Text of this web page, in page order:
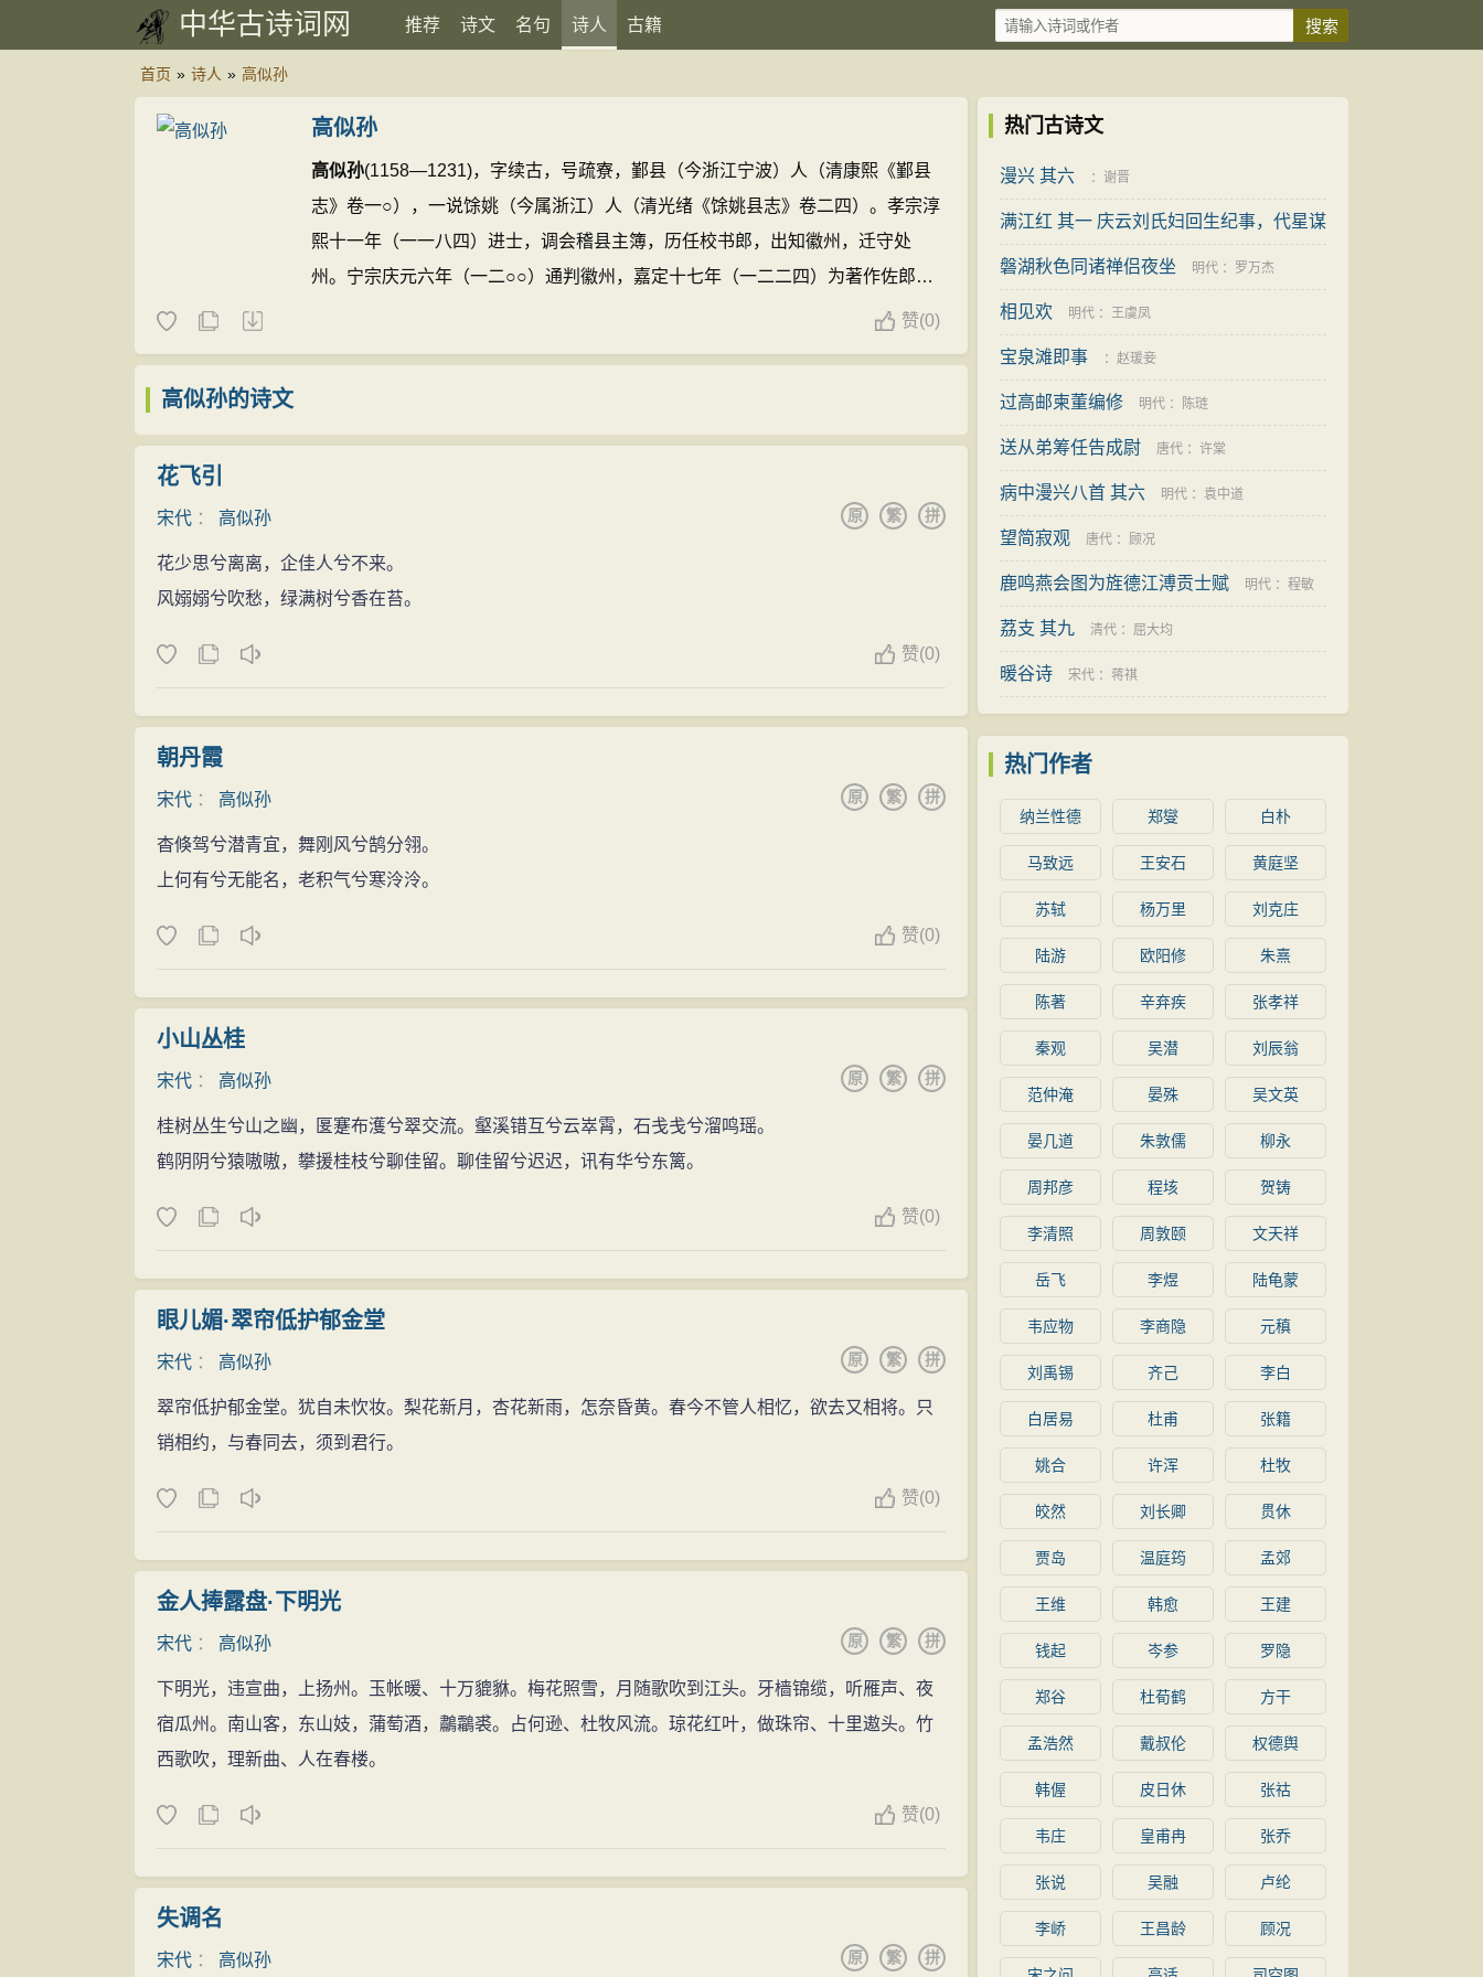
中华古诗词网 推荐 诗文 名句 诗人 古籍
首页 » 诗人 » 高似孙
高似孙
高似孙(1158—1231)，字续古，号疏寮，鄞县（今浙江宁波）人（清康熙《鄞县
志》卷一○），一说馀姚（今属浙江）人（清光绪《馀姚县志》卷二四）。孝宗淳
熙十一年（一一八四）进士，调会稽县主簿，历任校书郎，出知徽州，迁守处
州。宁宗庆元六年（一二○○）通判徽州，嘉定十七年（一二二四）为著作佐郎。
理宗宝庆元年（一二二五）知处州。晚家于越，为嵊令史安之作《剡录》。有赞(0)
高似孙的诗文
花飞引
宋代 ： 高似孙 拼
繁
原
花少思兮离离，企佳人兮不来。
风嫋嫋兮吹愁，绿满树兮香在苔。
赞(0)
朝丹霞
宋代 ： 高似孙 拼
繁
原
杳倏驾兮潜青宜，舞刚风兮鹄分翎。
上何有兮无能名，老积气兮寒泠泠。
赞(0)
小山丛桂
宋代 ： 高似孙 拼
繁
原
桂树丛生兮山之幽，匽蹇布濩兮翠交流。壑溪错互兮云崒霄，石戋戋兮溜鸣瑶。
鹤阴阴兮猿嗷嗷，攀援桂枝兮聊佳留。聊佳留兮迟迟，讯有华兮东篱。
赞(0)
眼儿媚·翠帘低护郁金堂
宋代 ： 高似孙 拼
繁
原
翠帘低护郁金堂。犹自未忺妆。梨花新月，杏花新雨，怎奈昏黄。春今不管人相忆，欲去又相将。只
销相约，与春同去，须到君行。
赞(0)
金人捧露盘·下明光
宋代 ： 高似孙 拼
繁
原
下明光，违宣曲，上扬州。玉帐暖、十万貔貅。梅花照雪，月随歌吹到江头。牙樯锦缆，听雁声、夜
宿瓜州。南山客，东山妓，蒲萄酒，鷫鸘裘。占何逊、杜牧风流。琼花红叶，做珠帘、十里遨头。竹
西歌吹，理新曲、人在春楼。
赞(0)
失调名
宋代 ： 高似孙 拼
繁
原
热门古诗文
漫兴 其六 ： 谢晋
满江红 其一 庆云刘氏妇回生纪事，代星谋
清代：吴重憙
磐湖秋色同诸禅侣夜坐 明代 ： 罗万杰
相见欢 明代 ： 王虞凤
宝泉滩即事 ： 赵瑗妾
过高邮柬董编修 明代 ： 陈琏
送从弟筹任告成尉 唐代 ： 许棠
病中漫兴八首 其六 明代 ： 袁中道
望简寂观 唐代 ： 顾况
鹿鸣燕会图为旌德江溥贡士赋 明代 ： 程敏
政
荔支 其九 清代 ： 屈大均
暖谷诗 宋代 ： 蒋祺
热门作者
纳兰性德 郑燮 白朴
马致远 王安石 黄庭坚
苏轼 杨万里 刘克庄
陆游 欧阳修 朱熹
陈著 辛弃疾 张孝祥
秦观 吴潜 刘辰翁
范仲淹 晏殊 吴文英
晏几道 朱敦儒 柳永
周邦彦 程垓 贺铸
李清照 周敦颐 文天祥
岳飞 李煜 陆龟蒙
韦应物 李商隐 元稹
刘禹锡 齐己 李白
白居易 杜甫 张籍
姚合 许浑 杜牧
皎然 刘长卿 贯休
贾岛 温庭筠 孟郊
王维 韩愈 王建
钱起 岑参 罗隐
郑谷 杜荀鹤 方干
孟浩然 戴叔伦 权德舆
韩偓 皮日休 张祜
韦庄 皇甫冉 张乔
张说 吴融 卢纶
李峤 王昌龄 顾况